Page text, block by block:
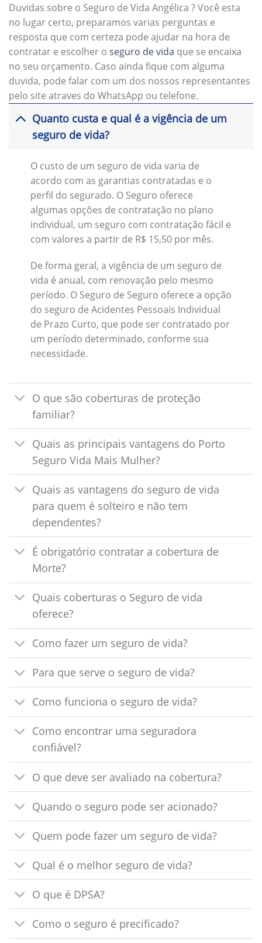
Duvidas sobre o Seguro de Vida Angélica ? Você esta
no lugar certo, preparamos varias perguntas e
resposta que com certeza pode ajudar na hora de
contratar e escolher o seguro de vida que se encaixa
no seu orçamento. Caso ainda fique com alguma
duvida, pode falar com um dos nossos representantes
pelo site atraves do WhatsApp ou telefone.
Quanto custa e qual é a vigência de um
seguro de vida?
O custo de um seguro de vida varia de
acordo com as garantias contratadas e o
perfil do segurado. O Seguro oferece
algumas opções de contratação no plano
individual, um seguro com contratação fácil e
com valores a partir de R$ 15,50 por mês.
De forma geral, a vigência de um seguro de
vida é anual, com renovação pelo mesmo
período. O Seguro de Seguro oferece a opção
do seguro de Acidentes Pessoais Individual
de Prazo Curto, que pode ser contratado por
um período determinado, conforme sua
necessidade.
O que são coberturas de proteção
familiar?
Quais as principais vantagens do Porto
Seguro Vida Mais Mulher?
Quais as vantagens do seguro de vida
para quem é solteiro e não tem
dependentes?
É obrigatório contratar a cobertura de
Morte?
Quais coberturas o Seguro de vida
oferece?
Como fazer um seguro de vida?
Para que serve o seguro de vida?
Como funciona o seguro de vida?
Como encontrar uma seguradora
confiável?
O que deve ser avaliado na cobertura?
Quando o seguro pode ser acionado?
Quem pode fazer um seguro de vida?
Qual é o melhor seguro de vida?
O que é DPSA?
Como o seguro é precificado?